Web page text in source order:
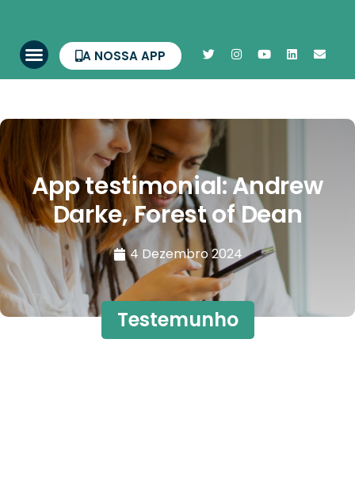
A NOSSA APP
App testimonial: Andrew
Darke, Forest of Dean
4 Dezembro 2024
Testemunho